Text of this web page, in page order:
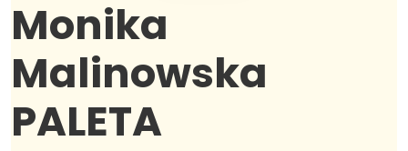
Monika
Malinowska
PALETA